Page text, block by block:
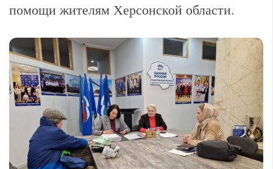
помощи жителям Херсонской области.